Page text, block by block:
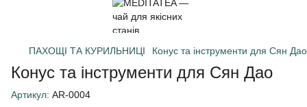
ПАХОЩІ ТА КУРИЛЬНИЦІ Конус та інструменти для Сян Дао
Конус та інструменти для Сян Дао
Артикул: AR-0004